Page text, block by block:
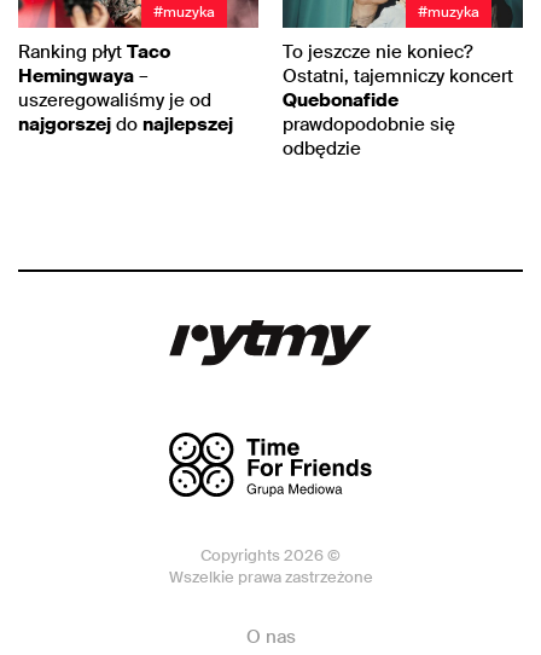
#muzyka
Ranking płyt Taco
Hemingwaya –
uszeregowaliśmy je od
najgorszej do najlepszej
#muzyka
To jeszcze nie koniec?
Ostatni, tajemniczy koncert
Quebonafide
prawdopodobnie się
odbędzie
Copyrights 2026 ©
Wszelkie prawa zastrzeżone
O nas